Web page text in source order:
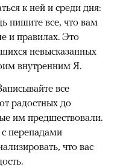
к ней и среди дня:
пишите все, что вам
и правилах. Это
невысказанных
внутренним Я.
все
радостных до
им предшествовали.
перепадами
что вас